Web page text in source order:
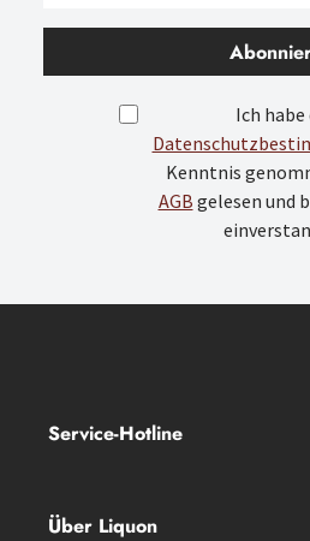
Ich habe
Kenntnis
AGB gelesen und
Service-Hotline
Über Liquon